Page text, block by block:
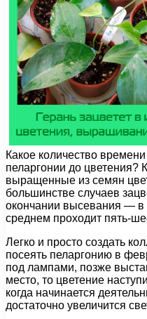
Какое количество
пеларгонии до цветения?
выращенные из семян
большинстве случаев
окончании высевания — в
среднем проходит пять-
Легко и просто создать
посеять пеларгонию в
под лампами, позже
место, то цветение
когда начинается
достаточно увеличится